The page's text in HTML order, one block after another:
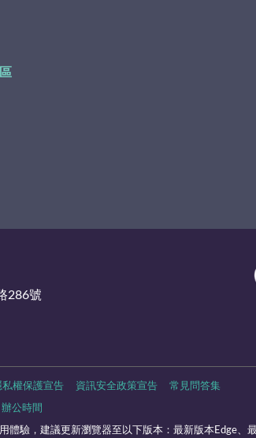
286號
私權保護宣告 資訊安全政策宣告 常見問答集
辦公時間
體驗，建議更新瀏覽器至以下版本：最新版本Edge、